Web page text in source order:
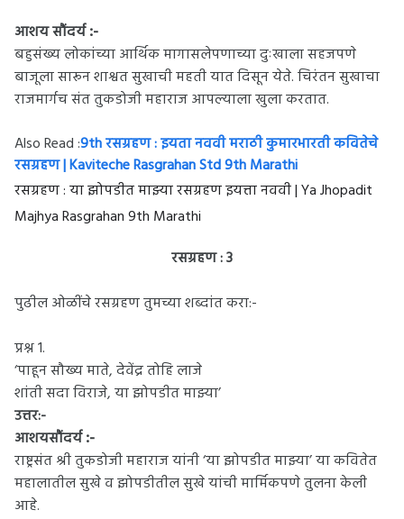
आशय सौंदर्य:-
बहुसंख्य लोकांच्या आर्थिक मागासलेपणाच्या दुःखाला सहजपणे
बाजूला सारून शाश्वत सुखाची महती यात दिसून येते. चिरंतन सुखाचा
राजमार्गच संत तुकडोजी महाराज आपल्याला खुला करतात.
Also Read :9th रसग्रहण : इयता नववी मराठी कुमारभारती कवितेचे
रसग्रहण | Kaviteche Rasgrahan Std 9th Marathi
रसग्रहण : या झोपडीत माझ्या रसग्रहण इयत्ता नववी | Ya Jhopadit
Majhya Rasgrahan 9th Marathi
रसग्रहण : 3
पुढील ओळींचे रसग्रहण तुमच्या शब्दांत करा:-
प्रश्न 1.
‘पाहून सौख्य माते, देवेंद्र तोहि लाजे
शांती सदा विराजे, या झोपडीत माझ्या’
उत्तर:-
आशयसौंदर्य:-
राष्ट्रसंत श्री तुकडोजी महाराज यांनी ‘या झोपडीत माझ्या’ या कवितेत
महालातील सुखे व झोपडीतील सुखे यांची मार्मिकपणे तुलना केली
आहे.